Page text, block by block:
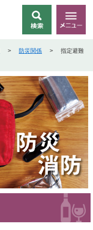
索
メ
ニ
ー
> 防災関係 >
指定避難